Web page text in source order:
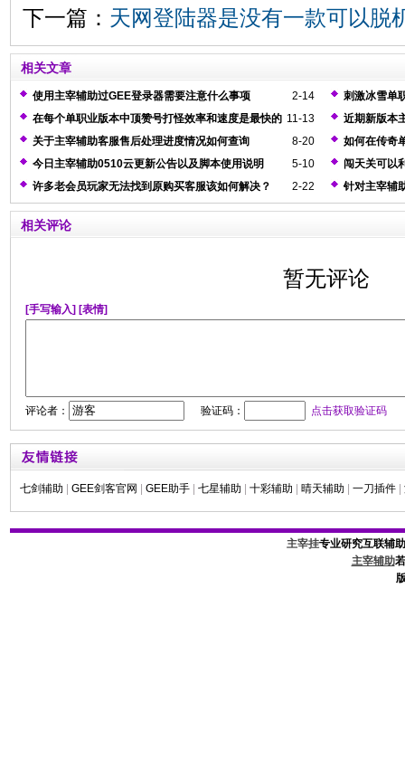
下一篇： 天网登陆器是没有一款可以脱
相关文章
2-14
使用主宰辅助过GEE登录器需要注意什么事项
刺激冰雪单
高
11-13
在每个单职业版本中顶赞号打怪效率和速度是最快的
近期新版本
8-20
关于主宰辅助客服售后处理进度情况如何查询
如何在传奇
5-10
今日主宰辅助0510云更新公告以及脚本使用说明
闯天关可以
2-22
许多老会员玩家无法找到原购买客服该如何解决？ 针对主宰辅
相关评论
暂无评论
[手写输入] [表情]
评论者： 验证码： 点击获取验证码
七剑辅助 GEE剑客官网 GEE助手 七星辅助 十彩辅助 晴天辅助 一刀插件
主宰挂专业研究互联辅
主宰辅助